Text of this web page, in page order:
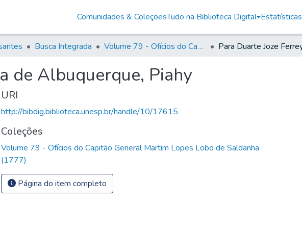
Comunidades & ColeçõesTudo na Biblioteca Digital Estatísticas
Busca Integrada Volume 79 - Ofícios do Capitão General Martim Lopes Lobo de Saldanha (1777)
de Albuquerque, Piahy
URI
http://bibdig.biblioteca.unesp.br/handle/10/17615
Coleções
Volume 79 - Ofícios do Capitão General Martim Lopes Lobo de Saldanha
(1777)
Página do item completo